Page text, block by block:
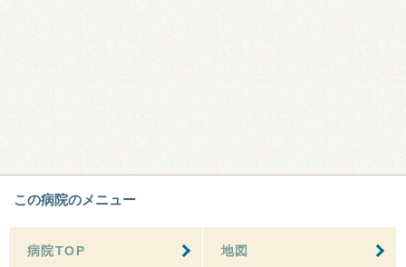
この病院のメニュー
病院TOP 地図